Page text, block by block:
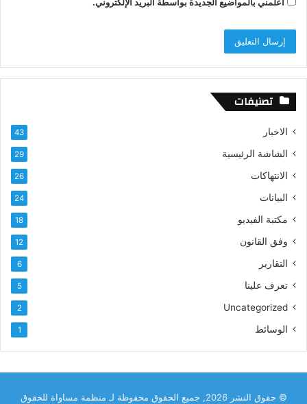
أعلمني بالمواضيع الجديدة بواسطة البريد الإلكتروني.
تصنيفات
الاخبار 43
الشاشة الرئيسية 29
الانتهاكات 26
البيانات 24
مكتبة الفيديو 18
وفق القانون 12
التقارير 6
تعرف علينا 5
Uncategorized
2
الوسائط 1
© حقوق النشر 2026, جميع الحقوق محفوظة لـ منظمة مساواة للحقوق